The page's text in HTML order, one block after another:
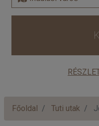
Főoldal Tuti utak